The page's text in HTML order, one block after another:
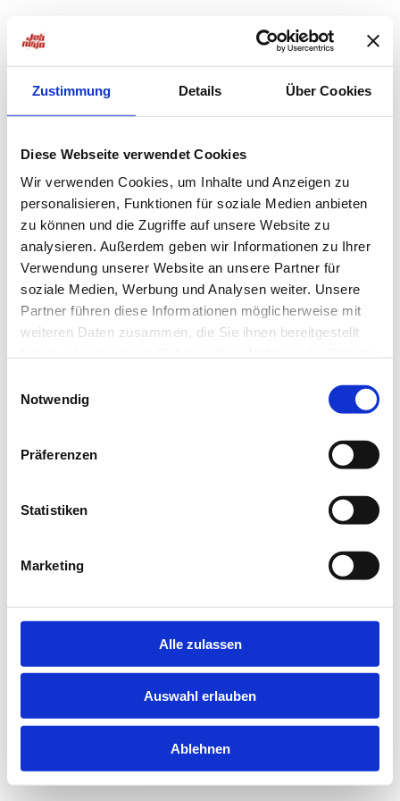
Zustimmung Details Über Cookies
Diese Webseite verwendet Cookies
Wir verwenden Cookies, um Inhalte und Anzeigen zu
personalisieren, Funktionen für soziale Medien anbieten
zu können und die Zugriffe auf unsere Website zu
analysieren. Außerdem geben wir Informationen zu Ihrer
Verwendung unserer Website an unsere Partner für
soziale Medien, Werbung und Analysen weiter. Unsere
Partner führen diese Informationen möglicherweise mit
weiteren Daten zusammen, die Sie ihnen bereitgestellt
Notwendig
Präferenzen
Statistiken
Marketing
Alle zulassen
Auswahl erlauben
Ablehnen
loadingjobninja.com
for more